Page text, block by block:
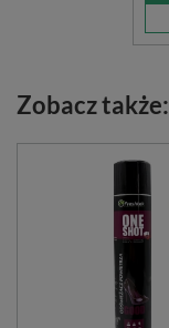
Zobacz także: